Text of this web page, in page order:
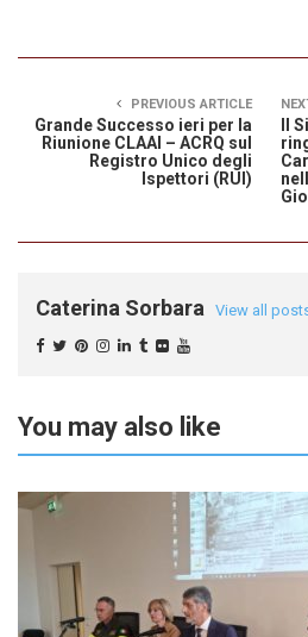
PREVIOUS ARTICLE
Grande Successo ieri per la
Riunione CLAAI – ACRQ sul
Registro Unico degli
Ispettori (RUI)
Il
Caterina Sorbara View all
You may also like